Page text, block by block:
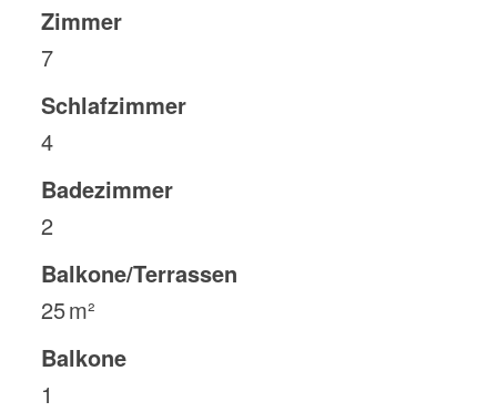
Zimmer
7
Schlafzimmer
4
Badezimmer
2
Balkone/Terrassen
25 m²
Balkone
1